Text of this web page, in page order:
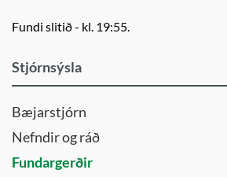
Fundi slitið - kl. 19:55.
Stjórnsýsla
Bæjarstjórn
Nefndir og ráð
Fundargerðir